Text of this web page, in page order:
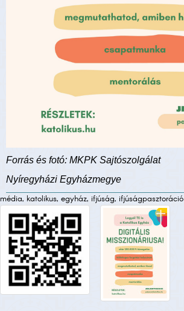
Forrás és fotó: MKPK Sajtószolgálat
Nyíregyházi Egyházmegye
média, katolikus, egyház, ifjúság, ifjúságpasztoráció